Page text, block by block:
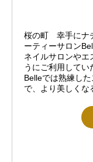
桜の町 幸手にナ
ーティーサロン
ネイルサロンやエ
うにご利用してい
Belleでは熟練し
で、より美しくな